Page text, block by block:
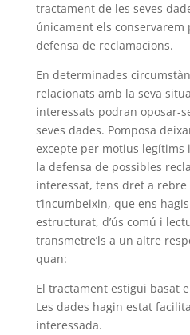
tractament de les seves
únicament els conservarem
defensa de reclamacions.
En determinades
relacionats amb la seva
interessats podran oposar-
seves dades. Pomposa
excepte per motius legítims
la defensa de possibles
interessat, tens dret a
t’incumbeixin, que ens
estructurat, d’ús comú i
transmetre’ls a un altre
quan:
El tractament estigui basat
Les dades hagin estat
interessada.